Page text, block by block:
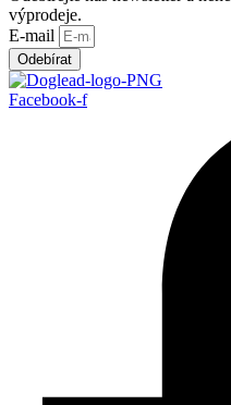
výprodeje.
E-mail
Odebírat
Facebook-f